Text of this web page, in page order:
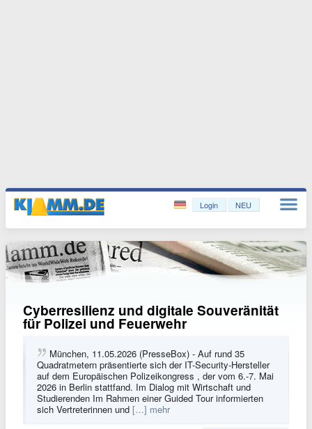
Login NEU
Cyberresilienz und digitale Souveränität
für Polizei und Feuerwehr
München, 11.05.2026 (PresseBox) - Auf rund 35
Quadratmetern präsentierte sich der IT-Security-Hersteller
auf dem Europäischen Polizeikongress , der vom 6.-7. Mai
2026 in Berlin stattfand. Im Dialog mit Wirtschaft und
Studierenden Im Rahmen einer Guided Tour informierten
sich Vertreterinnen und […] mehr